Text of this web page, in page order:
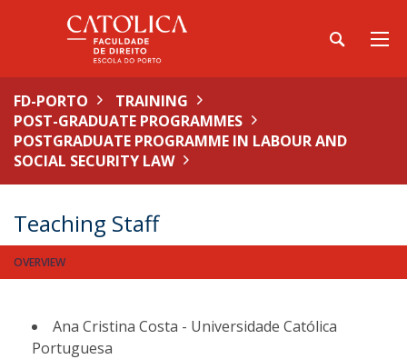
FD-PORTO
TRAINING
POST-GRADUATE PROGRAMMES
POSTGRADUATE PROGRAMME IN LABOUR AND
SOCIAL SECURITY LAW
Teaching Staff
OVERVIEW
Ana Cristina Costa - Universidade Católica
Portuguesa